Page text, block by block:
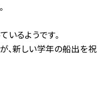
いるようです。
、新しい学年の船出を祝